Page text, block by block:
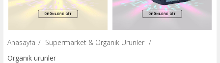
Anasayfa / Süpermarket & Organik Ürünler /
Organik ürünler